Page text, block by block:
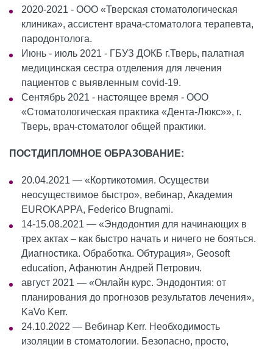
2020-2021 - ООО «Тверская стоматологическая
клиника», ассистент врача-стоматолога терапевта,
пародонтолога.
Июнь - июль 2021 - ГБУЗ ДОКБ г.Тверь, палатная
медицинская сестра отделения для лечения
пациентов с выявленным covid-19.
Сентябрь 2021 - настоящее время - ООО
«Стоматологическая практика «Дента-Люкс»», г.
Тверь, врач-стоматолог общей практики.
ПОСТДИПЛОМНОЕ ОБРАЗОВАНИЕ:
20.04.2021 — «Кортикотомия. Осуществи
неосуществимое быстро», вебинар, Академия
EUROKAPPA, Federico Brugnami.
14-15.08.2021 — «Эндодонтия для начинающих в
трех актах – как быстро начать и ничего не бояться.
Диагностика. Обработка. Обтурация», Geosoft
education, Афанютин Андрей Петрович.
август 2021 — «Онлайн курс. Эндодонтия: от
планирования до прогнозов результатов лечения»,
KaVo Kerr.
24.10.2022 — Вебинар Kerr. Необходимость
изоляции в стоматологии. Безопасно, просто,